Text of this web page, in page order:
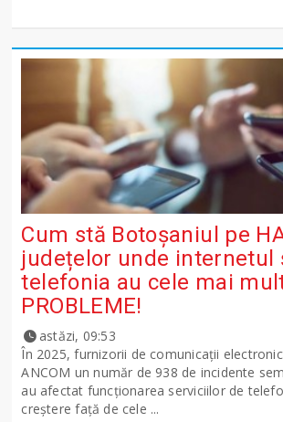
Cum stă Botoșaniul pe
județelor unde internetul
telefonia au cele mai
PROBLEME!
astăzi, 09:53
În 2025, furnizorii de comunicații
ANCOM un număr de 938 de incidente
au afectat funcționarea serviciilor de
creștere față de cele ...